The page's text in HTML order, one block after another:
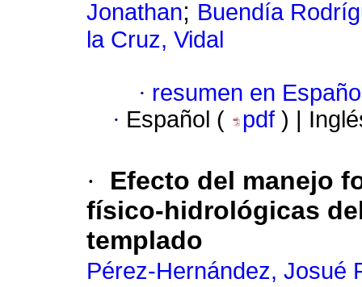
Jonathan; Buendía
la Cruz, Vidal
· resumen en
· Español ( pdf ) |
·
Efecto del manejo
físico-hidrológicas
templado
Pérez-Hernández, Josué